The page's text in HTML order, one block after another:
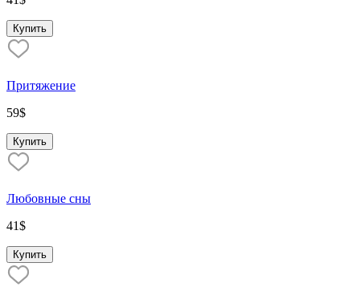
Купить
Притяжение
59$
Купить
Любовные сны
41$
Купить